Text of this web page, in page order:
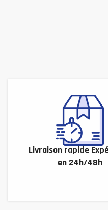
Livraison rapide
en 24h/48h